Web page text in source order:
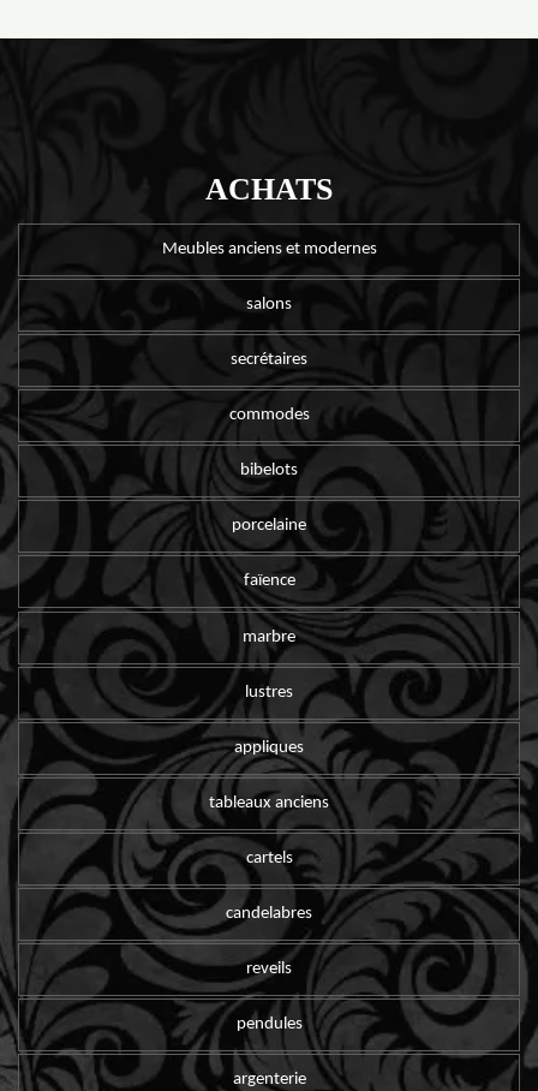
ACHATS
Meubles anciens et modernes
salons
secrétaires
commodes
bibelots
porcelaine
faïence
marbre
lustres
appliques
tableaux anciens
cartels
candelabres
reveils
pendules
argenterie